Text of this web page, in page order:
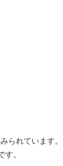
られています。
。